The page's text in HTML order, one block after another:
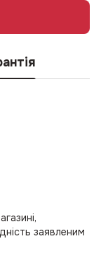
заявленим